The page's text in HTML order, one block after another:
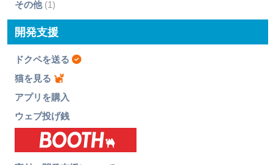
その他(1)
開発支援
ドクペを送る
猫を見る
アプリを購入
ウェブ投げ銭